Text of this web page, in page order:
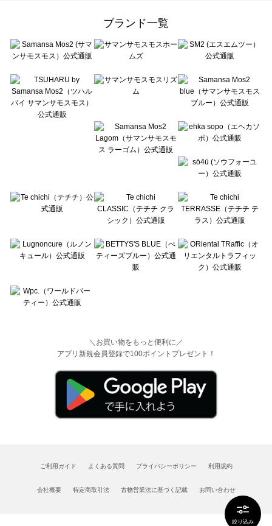
絞り込み
sō4ū（ソウフォーユー）のバッグ一覧
Te chichi（テチチ）のバッグ一覧
Te chichi CLASSIC（テチチ クラシック）のバッグ一覧
Lugnoncure（ルノンキュール）のバッグ一覧
BETTY'S BLUE（べティーズブルー）のバッグ一覧
Wpc.（ワールドパーティー）のバッグ一覧
ブランド一覧
＼お買い物をもっと便利に／
アプリ新規会員登録で100ポイントプレゼント！
ご利用ガイド よくある質問 プライバシーポリシー 利用規約
会社概要 特定商取引法 古物営業法に基づく記載 お問い合わせ